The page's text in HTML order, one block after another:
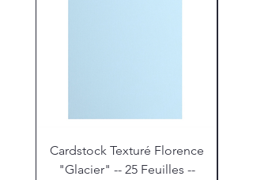
Cardstock Texturé Florence
"Glacier" -- 25 Feuilles --